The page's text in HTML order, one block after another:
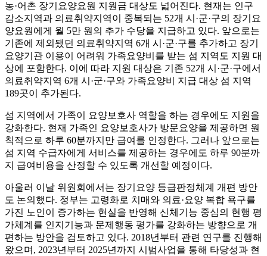
농·어촌 장기요양요원 지원금 대상도 넓어진다. 현재는 인구
감소지역과 의료취약지역이 중복되는 52개 시·군·구의 장기요
양요원에게 월 5만 원의 추가 수당을 지급하고 있다. 앞으로는
기존에 제외됐던 의료취약지역 6개 시·군·구를 추가하고 장기
요양기관 이용이 어려워 가족요양비를 받는 섬 지역도 지원 대
상에 포함한다. 이에 따라 지원 대상은 기존 52개 시·군·구에서
의료취약지역 6개 시·군·구와 가족요양비 지급 대상 섬 지역
189곳이 추가된다.
섬 지역에서 가족이 요양보호사 역할을 하는 경우에도 지원을
강화한다. 현재 가족인 요양보호사가 방문요양을 제공하면 원
칙적으로 하루 60분까지만 급여를 인정한다. 그러나 앞으로는
섬 지역 수급자에게 서비스를 제공하는 경우에도 하루 90분까
지 급여비용을 산정할 수 있도록 개선할 예정이다.
아울러 이날 위원회에서는 장기요양 등급판정체계 개편 방안
도 논의했다. 정부는 고령화로 치매와 의료·요양 복합 욕구를
가진 노인이 증가하는 현실을 반영해 신체기능 중심의 현행 평
가체계를 인지기능과 문제행동 평가를 강화하는 방향으로 개
편하는 방안을 검토하고 있다. 2018년부터 관련 연구를 진행해
왔으며, 2023년부터 2025년까지 시범사업을 통해 타당성과 현